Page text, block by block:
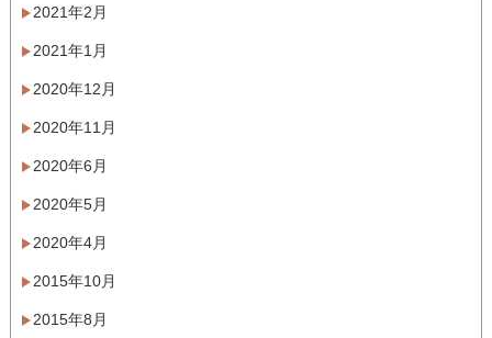
2021年2月
2021年1月
2020年12月
2020年11月
2020年6月
2020年5月
2020年4月
2015年10月
2015年8月